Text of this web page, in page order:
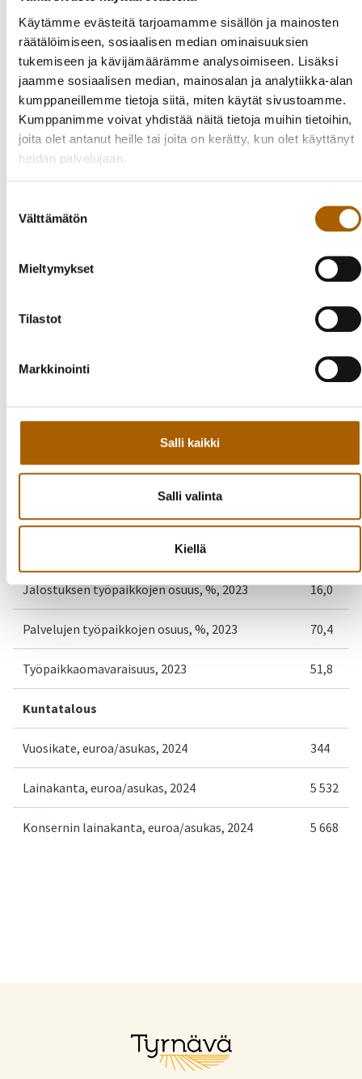
Käytämme evästeitä tarjoamamme sisällön ja mainosten
räätälöimiseen, sosiaalisen median ominaisuuksien
tukemiseen ja kävijämäärämme analysoimiseen. Lisäksi
jaamme sosiaalisen median, mainosalan ja analytiikka-alan
kumppaneillemme tietoja siitä, miten käytät sivustoamme.
Kumppanimme voivat yhdistää näitä tietoja muihin tietoihin,
joita olet antanut heille tai joita on kerätty, kun olet käyttänyt
heidän palvelujaan.
valinta
Välttämätön
Mieltymykset
Tilastot
Markkinointi
Salli kaikki
Salli valinta
Kiellä
Koulutus
Vähintään toisen asteen tutkinnon
suorittaneiden osuus 15 vuotta täyttäneistä, %,
2024
74,5
Korkea-asteen tutkinnon suorittaneiden osuus
Työssäkäynti
2023
2 539
Työllisyysaste, %, 2023 76,6
Taloudellinen huoltosuhde, 2023 157,0
Alkutuotannon työpaikkojen osuus, %, 2023
Jalostuksen työpaikkojen osuus, %, 2023 16,0
Palvelujen työpaikkojen osuus, %, 2023 70,4
Työpaikkaomavaraisuus, 2023 51,8
Kuntatalous
Vuosikate, euroa/asukas, 2024 344
Lainakanta, euroa/asukas, 2024 5 532
Konsernin lainakanta, euroa/asukas, 2024 5 668